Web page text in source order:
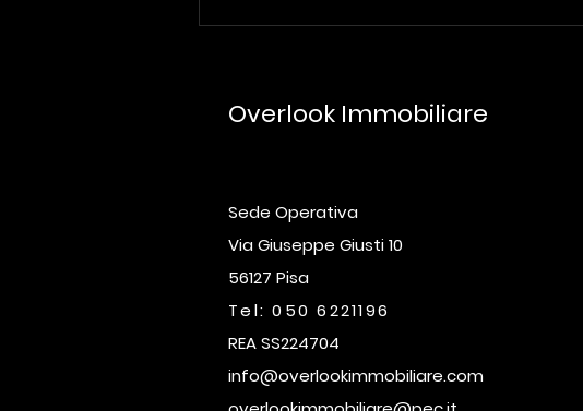
Organizzazione di inizio
immobiliare migliore
Overlook Immobiliare
Sede Operativa
Via Giuseppe Giusti 10
56127 Pisa
Tel: 050 6221196
REA SS224704
info@overlookimmobiliare.com